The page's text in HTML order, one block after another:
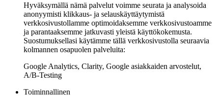
Hyväksymällä nämä palvelut voimme seurata ja analysoida
anonyymisti klikkaus- ja selauskäyttäytymistä
verkkosivustollamme optimoidaksemme verkkosivustoamme
ja parantaaksemme jatkuvasti yleistä käyttökokemusta.
Suostumuksellasi käytämme tällä verkkosivustolla seuraavia
kolmannen osapuolen palveluita:
Google Analytics, Clarity, Google asiakkaiden arvostelut,
A/B-Testing
Toiminnallinen